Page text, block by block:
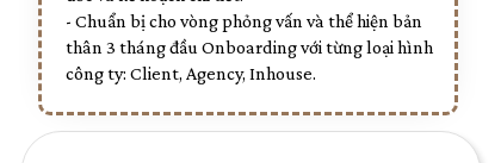
- Chuẩn bị cho vòng phỏng vấn và thể hiện bản
thân 3 tháng đầu Onboarding với từng loại hình
công ty: Client, Agency, Inhouse.